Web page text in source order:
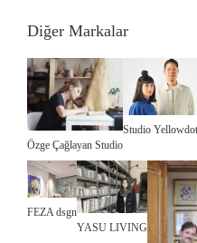
Diğer Markalar
Özge Çağlayan Studio
Studio Yellowdot
FEZA dsgn
YASU LIVING